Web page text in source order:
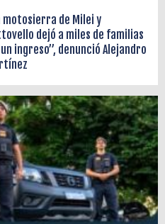
motosierra de Milei y
dejó a miles de familias
ingreso”, denunció Alejandro